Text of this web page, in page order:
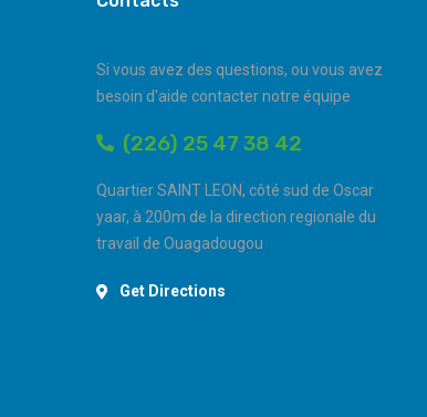
Si vous avez des questions, ou vous avez
besoin d'aide contacter notre équipe
(226) 25 47 38 42
Quartier SAINT LEON, côté sud de Oscar
yaar, à 200m de la direction regionale du
travail de Ouagadougou
Get Directions